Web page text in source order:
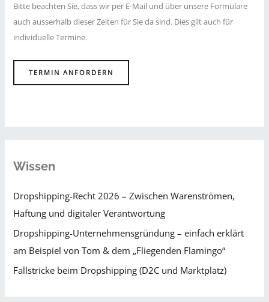
Bitte beachten Sie, dass wir per E-Mail und über unsere Formulare
auch ausserhalb dieser Zeiten für Sie da sind. Dies gilt auch für
individuelle Termine.
TERMIN ANFORDERN
Wissen
Dropshipping-Recht 2026 – Zwischen Warenströmen,
Haftung und digitaler Verantwortung
Dropshipping-Unternehmensgründung – einfach erklärt
am Beispiel von Tom & dem „Fliegenden Flamingo“
Fallstricke beim Dropshipping (D2C und Marktplatz)